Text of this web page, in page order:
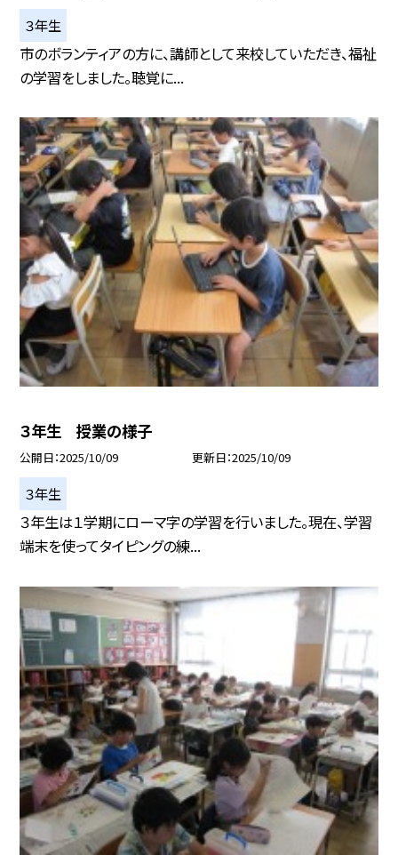
３年生
市のボランティアの方に、講師として来校していただき、福祉
の学習をしました。聴覚に...
３年生 授業の様子
公開日 2025/10/09 更新日 2025/10/09
３年生
３年生は１学期にローマ字の学習を行いました。現在、学習
端末を使ってタイピングの練...